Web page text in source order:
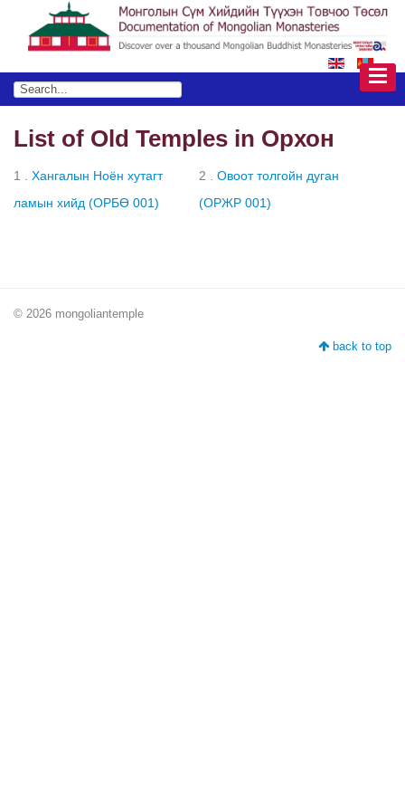
List of Old Temples in Орхон
1 . Хангалын Ноён хутагт
ламын хийд (ОРБӨ 001)
2 . Овоот толгойн дуган
(ОРЖР 001)
© 2026 mongoliantemple
back to top